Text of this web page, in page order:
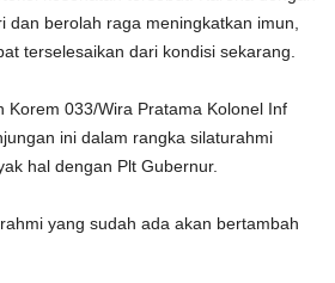
dan berolah raga meningkatkan imun,
terselesaikan dari kondisi sekarang.
Korem 033/Wira Pratama Kolonel Inf
ini dalam rangka silaturahmi
hal dengan Plt Gubernur.
yang sudah ada akan bertambah